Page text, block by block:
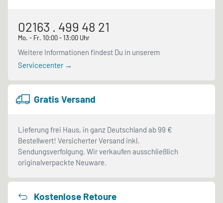
02163 . 499 48 21
Mo. - Fr. 10:00 - 13:00 Uhr
Weitere Informationen findest Du in unserem
Servicecenter →
Gratis Versand
Lieferung frei Haus, in ganz Deutschland ab 99 €
Bestellwert! Versicherter Versand inkl.
Sendungsverfolgung. Wir verkaufen ausschließlich
originalverpackte Neuware.
Kostenlose Retoure